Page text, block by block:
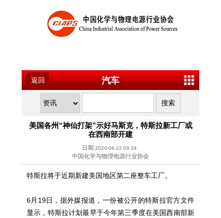
返回 汽车
美国各州“神仙打架”示好马斯克，特斯拉新工厂或
在西南部开建
日期:2020-06-22 09:34
中国化学与物理电源行业协会
特斯拉将于近期新建美国地区第二座整车工厂。
6月19日，据外媒报道，一份被公开的特斯拉官方文件
显示，特斯拉计划最早于今年第三季度在美国西南部新